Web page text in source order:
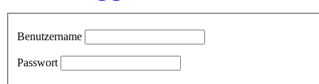
Benutzername
Passwort